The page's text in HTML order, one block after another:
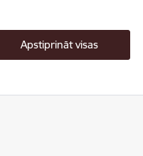
Apstiprināt visas